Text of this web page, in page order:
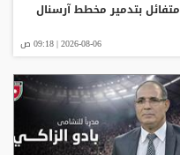
متفائل بتدمير مخطط آرسنال
2026-08-06 | 09:18 ص